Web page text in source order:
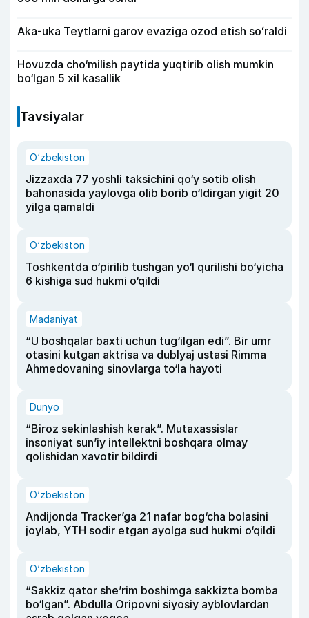
Aka-uka Teytlarni garov evaziga ozod etish soʻraldi
Hovuzda cho‘milish paytida yuqtirib olish mumkin
bo‘lgan 5 xil kasallik
Tavsiyalar
O‘zbekiston
Jizzaxda 77 yoshli taksichini qo‘y sotib olish
bahonasida yaylovga olib borib o‘ldirgan yigit 20
yilga qamaldi
O‘zbekiston
Toshkentda o‘pirilib tushgan yo‘l qurilishi bo‘yicha
6 kishiga sud hukmi o‘qildi
Madaniyat
“U boshqalar baxti uchun tug‘ilgan edi”. Bir umr
otasini kutgan aktrisa va dublyaj ustasi Rimma
Ahmedovaning sinovlarga to‘la hayoti
Dunyo
“Biroz sekinlashish kerak”. Mutaxassislar
insoniyat sun’iy intellektni boshqara olmay
qolishidan xavotir bildirdi
O‘zbekiston
Andijonda Tracker’ga 21 nafar bog‘cha bolasini
joylab, YTH sodir etgan ayolga sud hukmi o‘qildi
O‘zbekiston
“Sakkiz qator she’rim boshimga sakkizta bomba
bo‘lgan”. Abdulla Oripovni siyosiy ayblovlardan